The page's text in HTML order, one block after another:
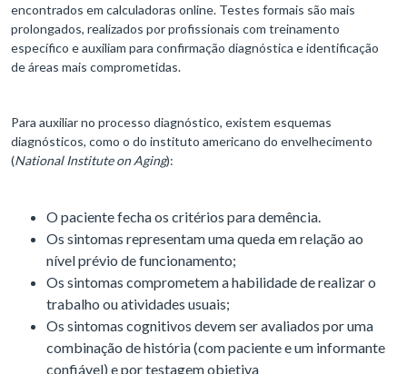
encontrados em calculadoras online. Testes formais são mais
prolongados, realizados por profissionais com treinamento
específico e auxiliam para confirmação diagnóstica e identificação
de áreas mais comprometidas.
Para auxiliar no processo diagnóstico, existem esquemas
diagnósticos, como o do instituto americano do envelhecimento
(National Institute on Aging):
O paciente fecha os critérios para demência.
Os sintomas representam uma queda em relação ao
nível prévio de funcionamento;
Os sintomas comprometem a habilidade de realizar o
trabalho ou atividades usuais;
Os sintomas cognitivos devem ser avaliados por uma
combinação de história (com paciente e um informante
confiável) e por testagem objetiva